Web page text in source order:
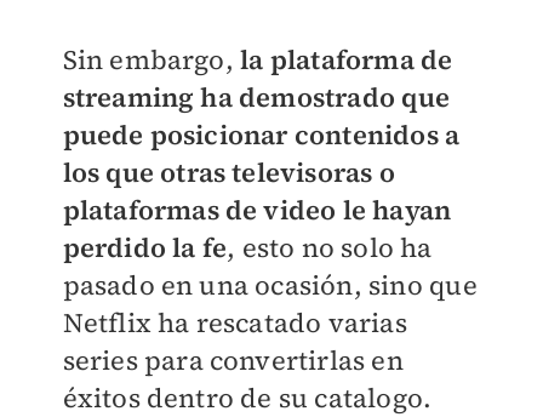
Sin embargo,la plataforma de
streaming ha demostrado que
puede posicionar contenidos a
los que otras televisoras o
plataformas de video le hayan
perdido la fe, esto no solo ha
pasado en una ocasión, sino que
Netflix ha rescatado varias
series para convertirlas en
éxitos dentro de su catalogo.